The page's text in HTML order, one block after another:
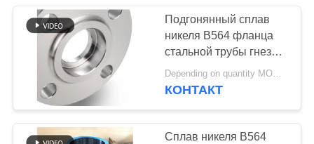
СВЯЖИТЕСЬ
МЫ
НОВОСТИ
СЛУЧАИ
Подгонянный сплав
никеля B564 фланца
стальной трубы гнезда
сваривая N08820 8"
PN100
Depending on quantity MOQ:1pcs
КОНТАКТ
Сплав никеля B564